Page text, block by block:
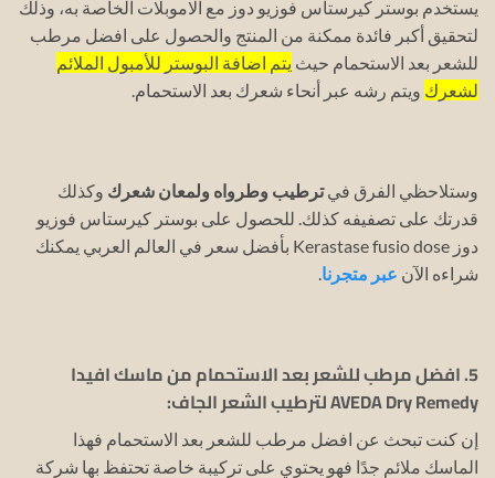
يستخدم بوستر كيرستاس فوزيو دوز مع الاموبلات الخاصة به، وذلك
لتحقيق أكبر فائدة ممكنة من المنتج والحصول على افضل مرطب
للشعر بعد الاستحمام حيث يتم اضافة البوستر للأمبول الملائم
لشعرك ويتم رشه عبر أنحاء شعرك بعد الاستحمام.
وستلاحظي الفرق فيترطيب وطرواه ولمعان شعرك وكذلك
قدرتك على تصفيفه كذلك. للحصول على بوستر كيرستاس فوزيو
دوز Kerastase fusio dose بأفضل سعر في العالم العربي يمكنك
شراءه الآن عبر متجرنا.
5. افضل مرطب للشعر بعد الاستحمام من ماسك افيدا
AVEDA Dry Remedy لترطيب الشعر الجاف:
إن كنت تبحث عن افضل مرطب للشعر بعد الاستحمام فهذا
الماسك ملائم جدًا فهو يحتوي على تركيبة خاصة تحتفظ بها شركة